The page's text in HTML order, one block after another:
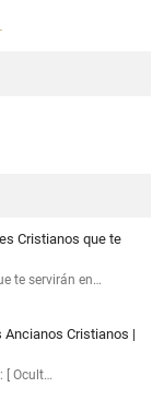
Cristianos que te
te servirán en…
Cristianos |
[ Ocult…